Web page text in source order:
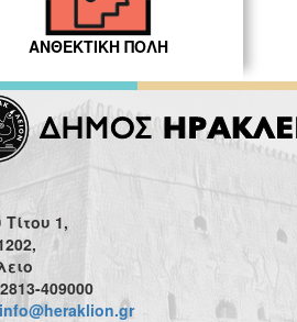
ΑΝΘΕΚΤΙΚΗ ΠΟΛΗ
1,
409000
info@heraklion.gr